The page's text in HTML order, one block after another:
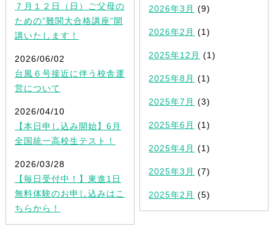
７月１２日（日）ご父母の
ための”難関大合格講座”開
講いたします！
2026/06/02
台風６号接近に伴う校舎運
営について
2026/04/10
【本日申し込み開始】6月
全国統一高校生テスト！
2026/03/28
【毎日受付中！】東進1日
無料体験のお申し込みはこ
ちらから！
2026年3月 (9)
2026年2月 (1)
2025年12月 (1)
2025年8月 (1)
2025年7月 (3)
2025年6月 (1)
2025年4月 (1)
2025年3月 (7)
2025年2月 (5)